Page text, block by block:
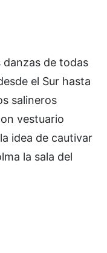
de todas
el Sur hasta
salineros
vestuario
idea de cautivar
la sala del